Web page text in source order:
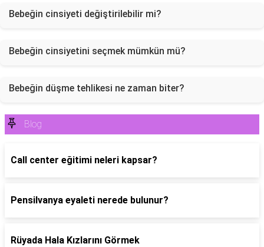
Bebeğin cinsiyeti değiştirilebilir mi?
Bebeğin cinsiyetini seçmek mümkün mü?
Bebeğin düşme tehlikesi ne zaman biter?
Blog
Call center eğitimi neleri kapsar?
Pensilvanya eyaleti nerede bulunur?
Rüyada Hala Kızlarını Görmek